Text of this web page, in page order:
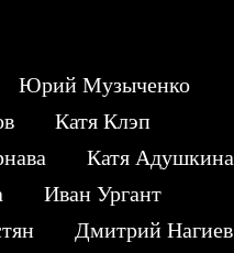
Юрий Музыченко
Катя Клэп
Катя Адушкина
Иван Ургант
Дмитрий Нагиев